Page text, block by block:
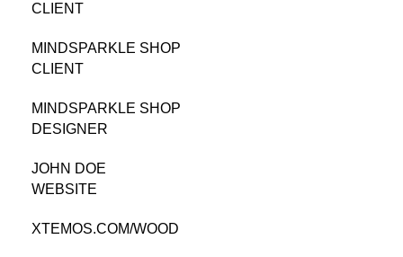
CLIENT
MINDSPARKLE SHOP
CLIENT
MINDSPARKLE SHOP
DESIGNER
JOHN DOE
WEBSITE
XTEMOS.COM/WOOD